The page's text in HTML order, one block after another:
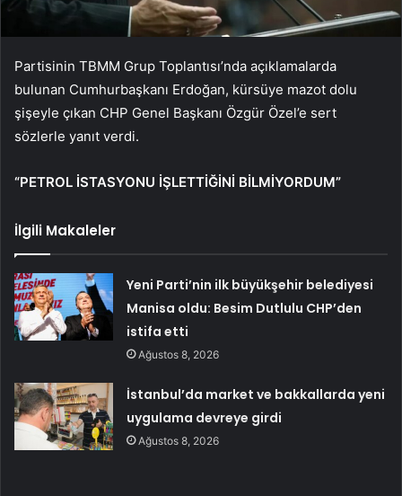
Partisinin TBMM Grup Toplantısı’nda açıklamalarda
bulunan Cumhurbaşkanı Erdoğan, kürsüye mazot dolu
şişeyle çıkan CHP Genel Başkanı Özgür Özel’e sert
sözlerle yanıt verdi.
“PETROL İSTASYONU İŞLETTİĞİNİ BİLMİYORDUM”
İlgili Makaleler
Yeni Parti’nin ilk büyükşehir belediyesi
Manisa oldu: Besim Dutlulu CHP’den
istifa etti
Ağustos 8, 2026
İstanbul’da market ve bakkallarda yeni
uygulama devreye girdi
Ağustos 8, 2026